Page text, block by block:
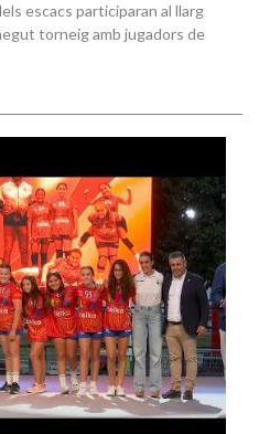
escacs participaran al llarg
torneig amb jugadors de